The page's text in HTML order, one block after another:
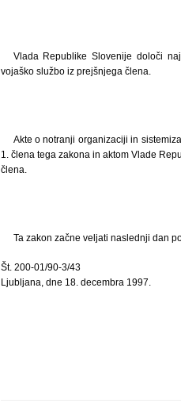
Vlada Republike Slovenije določi
vojaško službo iz prejšnjega člena.
Akte o notranji organizaciji in
1. člena tega zakona in aktom Vlade
člena.
Ta zakon začne veljati naslednji dan
Št. 200-01/90-3/43
Ljubljana, dne 18. decembra 1997.